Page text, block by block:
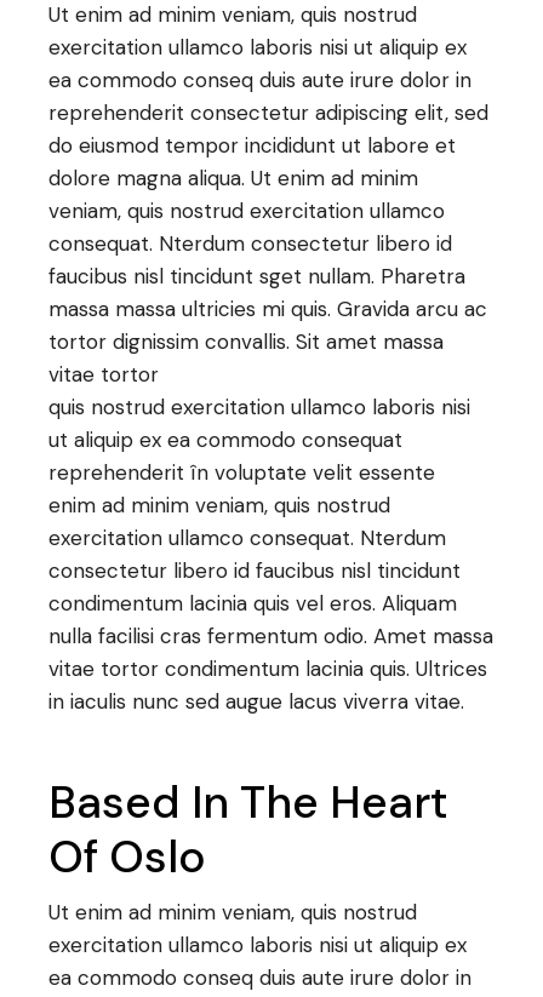
Ut enim ad minim veniam, quis nostrud
exercitation ullamco laboris nisi ut aliquip ex
ea commodo conseq duis aute irure dolor in
reprehenderit consectetur adipiscing elit, sed
do eiusmod tempor incididunt ut labore et
dolore magna aliqua. Ut enim ad minim
veniam, quis nostrud exercitation ullamco
consequat. Nterdum consectetur libero id
faucibus nisl tincidunt sget nullam. Pharetra
massa massa ultricies mi quis. Gravida arcu ac
tortor dignissim convallis. Sit amet massa
vitae tortor
quis nostrud exercitation ullamco laboris nisi
ut aliquip ex ea commodo consequat
reprehenderit în voluptate velit essente
enim ad minim veniam, quis nostrud
exercitation ullamco consequat. Nterdum
consectetur libero id faucibus nisl tincidunt
condimentum lacinia quis vel eros. Aliquam
nulla facilisi cras fermentum odio. Amet massa
vitae tortor condimentum lacinia quis. Ultrices
in iaculis nunc sed augue lacus viverra vitae.
Based In The Heart
Of Oslo
Ut enim ad minim veniam, quis nostrud
exercitation ullamco laboris nisi ut aliquip ex
ea commodo conseq duis aute irure dolor in